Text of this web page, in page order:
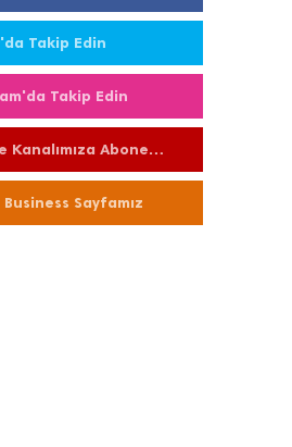
Takip Edin
Takip Edin
Kanalımıza Abone
Sayfamız